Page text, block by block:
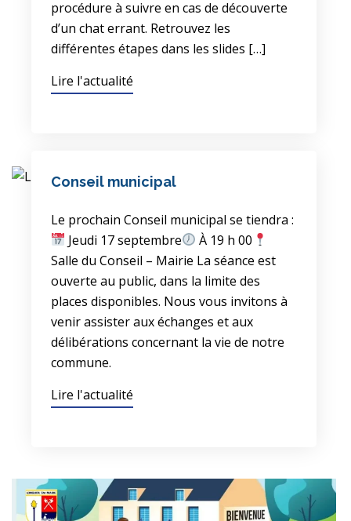
procédure à suivre en cas de découverte
d’un chat errant. Retrouvez les
différentes étapes dans les slides […]
Lire l'actualité
Conseil municipal
Le prochain Conseil municipal se tiendra :
Jeudi 17 septembre
À 19 h 00
Salle du Conseil – Mairie La séance est
ouverte au public, dans la limite des
places disponibles. Nous vous invitons à
venir assister aux échanges et aux
délibérations concernant la vie de notre
commune.
Lire l'actualité